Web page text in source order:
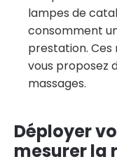
lampes de
consomment
prestation. Ces
vous proposez
massages.
Déployer
mesurer la